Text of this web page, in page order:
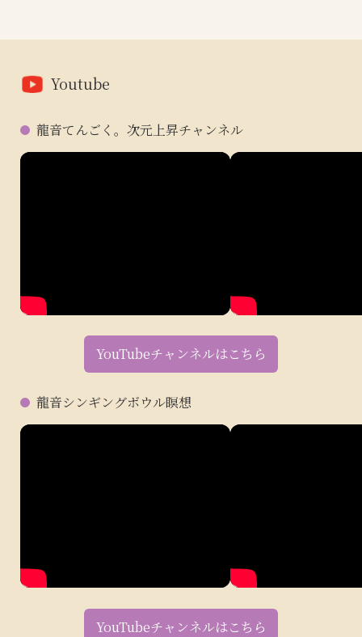
Youtube
龍音てんごく。次元上昇チャンネル
YouTubeチャンネルはこちら
龍音シンギングボウル瞑想
YouTubeチャンネルはこちら